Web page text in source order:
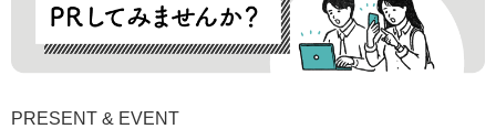
PRESENT & EVENT